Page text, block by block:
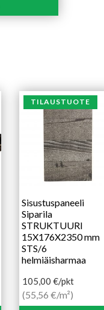
Sisustuspaneeli
Siparila
STRUKTUURI
15X176X2350 mm
STS/6
helmiäisharmaa
105,00 €/pkt
(55,56 €/m²)
TILAUSTUOTE